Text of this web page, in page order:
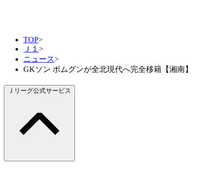
TOP>
Ｊ１ >
ニュース>
GKソン ボムグンが全北現代へ完全移籍【湘南】
Ｊリーグ公式サービス